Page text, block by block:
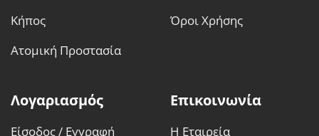
Κήπος
Ατομική Προστασία
Όροι Χρήσης
Λογαριασμός
Είσοδος / Εγγραφή
Επικοινωνία
Η Εταιρεία